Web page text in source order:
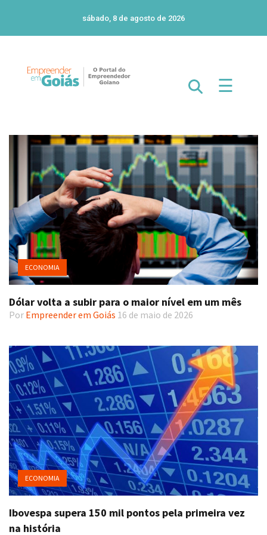
sábado, 8 de agosto de 2026
☰
ECONOMIA
Dólar volta a subir para o maior nível em um mês
Por Empreender em Goiás 16 de maio de 2026
ECONOMIA
Ibovespa supera 150 mil pontos pela primeira vez
na história